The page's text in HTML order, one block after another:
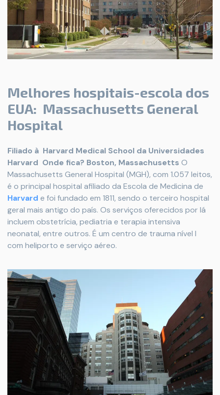
Melhores hospitais-escola dos
EUA: Massachusetts General
Hospital
Filiado à Harvard Medical School da Universidades
Harvard Onde fica? Boston, Massachusetts O
Massachusetts General Hospital (MGH), com 1.057 leitos,
é o principal hospital afiliado da Escola de Medicina de
Harvard e foi fundado em 1811, sendo o terceiro hospital
geral mais antigo do país. Os serviços oferecidos por lá
incluem obstetrícia, pediatria e terapia intensiva
neonatal, entre outros. É um centro de trauma nível I
com heliporto e serviço aéreo.